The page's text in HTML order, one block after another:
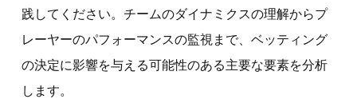
践してください。チームのダイナミクスの理解からプ
レーヤーのパフォーマンスの監視まで、ベッティング
の決定に影響を与える可能性のある主要な要素を分析
します。